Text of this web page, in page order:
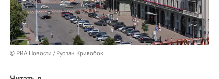
© РИА Новости / Руслан Кривобок